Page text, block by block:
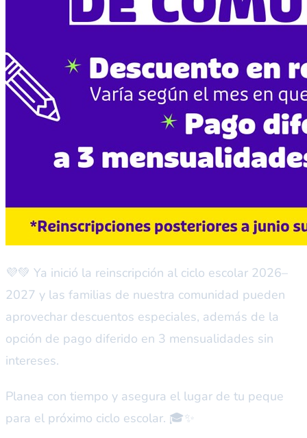
💜💚 Ya inició la reinscripción al ciclo escolar 2026–
2027 y las familias de nuestra comunidad pueden
aprovechar descuentos especiales, además de la
opción de pago diferido en 3 mensualidades sin
intereses.
Planea con tiempo y asegura el lugar de tu peque
para el próximo ciclo escolar. 🎓✨